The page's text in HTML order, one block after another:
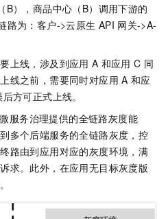
B），商品中心（B）调用下游的
路为：客户->云原生 API 网关->A-
上线，涉及到应用 A 和应用 C 同
线之前，需要同时对应用 A 和应
方可正式上线。
微服务治理提供的全链路灰度能
多个后端服务的全链路灰度，控
路由到应用对应的灰度环境，满
求。此外，在应用无目标灰度版